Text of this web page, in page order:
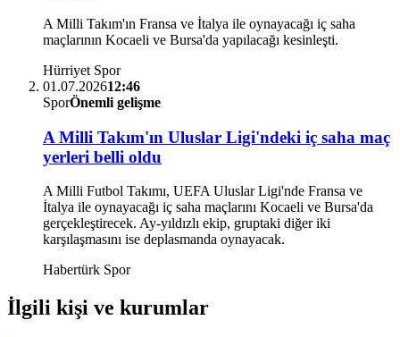
A Milli Takım'ın Fransa ve İtalya ile oynayacağı iç saha
maçlarının Kocaeli ve Bursa'da yapılacağı kesinleşti.
Hürriyet Spor
01.07.202612:46
SporÖnemli gelişme
A Milli Takım'ın Uluslar Ligi'ndeki iç saha maç
yerleri belli oldu
A Milli Futbol Takımı, UEFA Uluslar Ligi'nde Fransa ve
İtalya ile oynayacağı iç saha maçlarını Kocaeli ve Bursa'da
gerçekleştirecek. Ay-yıldızlı ekip, gruptaki diğer iki
karşılaşmasını ise deplasmanda oynayacak.
Habertürk Spor
İlgili kişi ve kurumlar